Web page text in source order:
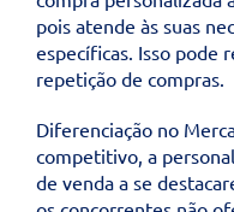
pois atende às suas
específicas. Isso pode
repetição de compras.
Diferenciação no
competitivo, a
de venda a se